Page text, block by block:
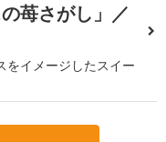
苺さがし」／
をイメージしたスイー